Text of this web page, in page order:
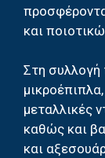
και
Στη συλλογή
μεταλλικές
καθώς και
και